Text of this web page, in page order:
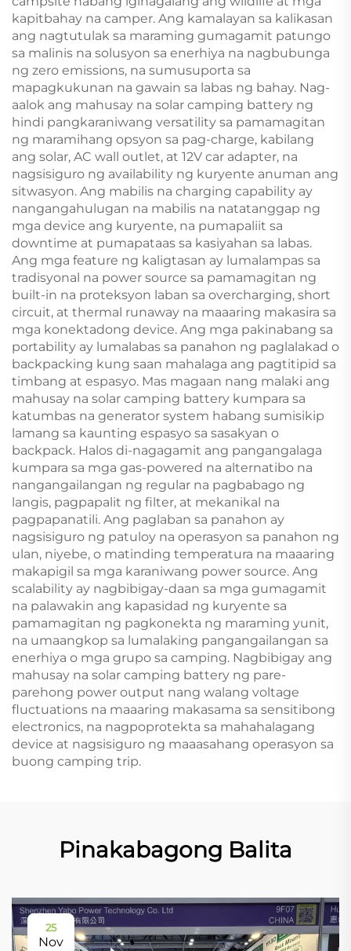
kapitbahay na camper. Ang kamalayan sa kalikasan
ang nagtutulak sa maraming gumagamit patungo
sa malinis na solusyon sa enerhiya na nagbubunga
ng zero emissions, na sumusuporta sa
mapagkukunan na gawain sa labas ng bahay. Nag-
aalok ang mahusay na solar camping battery ng
hindi pangkaraniwang versatility sa pamamagitan
ng maramihang opsyon sa pag-charge, kabilang
ang solar, AC wall outlet, at 12V car adapter, na
nagsisiguro ng availability ng kuryente anuman ang
sitwasyon. Ang mabilis na charging capability ay
nangangahulugan na mabilis na natatanggap ng
mga device ang kuryente, na pumapaliit sa
downtime at pumapataas sa kasiyahan sa labas.
Ang mga feature ng kaligtasan ay lumalampas sa
tradisyonal na power source sa pamamagitan ng
built-in na proteksyon laban sa overcharging, short
circuit, at thermal runaway na maaaring makasira sa
mga konektadong device. Ang mga pakinabang sa
portability ay lumalabas sa panahon ng paglalakad o
backpacking kung saan mahalaga ang pagtitipid sa
timbang at espasyo. Mas magaan nang malaki ang
mahusay na solar camping battery kumpara sa
katumbas na generator system habang sumisikip
lamang sa kaunting espasyo sa sasakyan o
backpack. Halos di-nagagamit ang pangangalaga
kumpara sa mga gas-powered na alternatibo na
nangangailangan ng regular na pagbabago ng
langis, pagpapalit ng filter, at mekanikal na
pagpapanatili. Ang paglaban sa panahon ay
nagsisiguro ng patuloy na operasyon sa panahon ng
ulan, niyebe, o matinding temperatura na maaaring
makapigil sa mga karaniwang power source. Ang
scalability ay nagbibigay-daan sa mga gumagamit
na palawakin ang kapasidad ng kuryente sa
pamamagitan ng pagkonekta ng maraming yunit,
na umaangkop sa lumalaking pangangailangan sa
enerhiya o mga grupo sa camping. Nagbibigay ang
mahusay na solar camping battery ng pare-
parehong power output nang walang voltage
fluctuations na maaaring makasama sa sensitibong
electronics, na nagpoprotekta sa mahahalagang
device at nagsisiguro ng maaasahang operasyon sa
buong camping trip.
Pinakabagong Balita
25
Nov